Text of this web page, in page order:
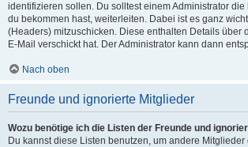
identifizieren sollen. Du solltest einem Administrator die
du bekommen hast, weiterleiten. Dabei ist es ganz
(Headers) mitzuschicken. Diese enthalten Details über
E-Mail verschickt hat. Der Administrator kann dann
Nach oben
Freunde und ignorierte Mitglieder
Wozu benötige ich die Listen der Freunde und
Du kannst diese Listen benutzen, um andere Mitglieder